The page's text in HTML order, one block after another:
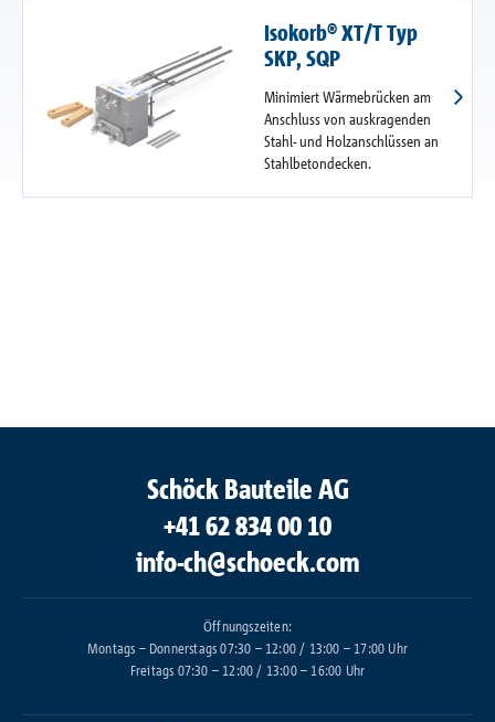
Isokorb® XT/T Typ
SKP, SQP
Minimiert Wärmebrücken am
Anschluss von auskragenden
Stahl- und Holzanschlüssen an
Stahlbetondecken.
Schöck Bauteile AG
+41 62 834 00 10
info-ch@schoeck.com
Öffnungszeiten:
Montags – Donnerstags 07:30 – 12:00 / 13:00 – 17:00 Uhr
Freitags 07:30 – 12:00 / 13:00 – 16:00 Uhr